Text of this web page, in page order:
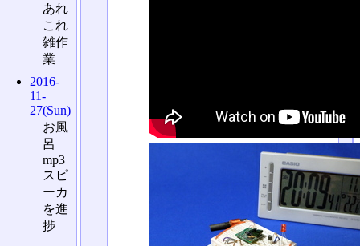
あれ
これ
雑作
業
2016-
11-
27(Sun)
お風
呂
mp3
スピ
ーカ
を進
捗